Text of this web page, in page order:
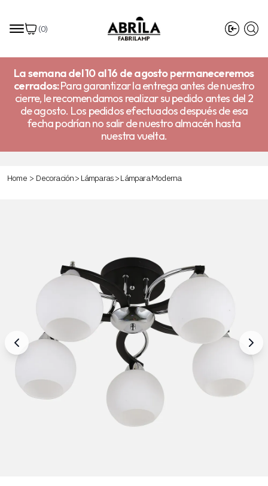
(0)
La semana del 10 al 16 de agosto permaneceremos
cerrados:Para garantizar la entrega antes de nuestro
cierre, le recomendamos realizar su pedido antes del 2
de agosto. Los pedidos efectuados después de esa
fecha podrían no salir de nuestro almacén hasta
nuestra vuelta.
Home > Decoración> Lámparas>Lámpara Moderna